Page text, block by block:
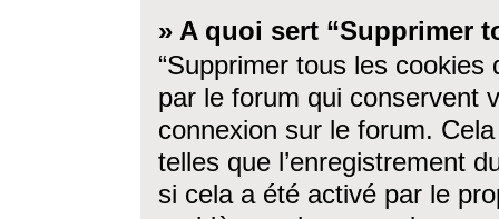
» A quoi sert “Supprimer
“Supprimer tous les cookies
par le forum qui conservent
connexion sur le forum.
telles que l’enregistrement
si cela a été activé par le